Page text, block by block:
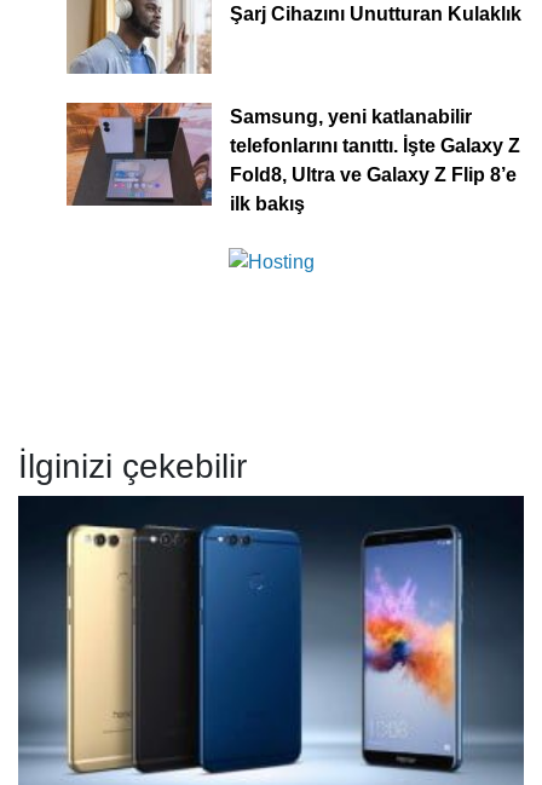
Şarj Cihazını Unutturan Kulaklık
Samsung, yeni katlanabilir
telefonlarını tanıttı. İşte Galaxy Z
Fold8, Ultra ve Galaxy Z Flip 8’e
ilk bakış
İlginizi çekebilir